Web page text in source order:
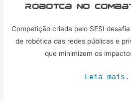
Robotca no
Competição criada pelo SESI
de robótica das redes públicas e
que minimizem os
Leia